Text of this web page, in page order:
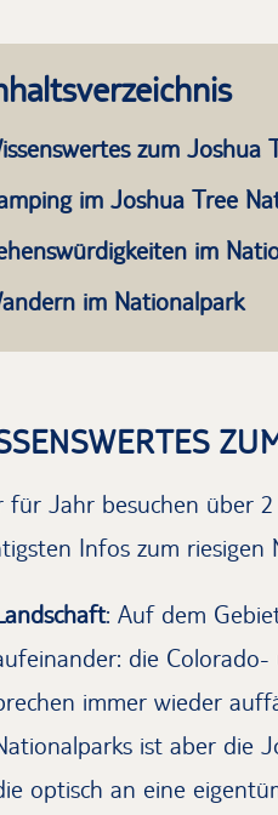
zum Joshua
im Joshua Tree
im
im Nationalpark
für Jahr besuchen über
Infos zum riesigen
: Auf dem
die
immer wieder
ist aber die
optisch an eine